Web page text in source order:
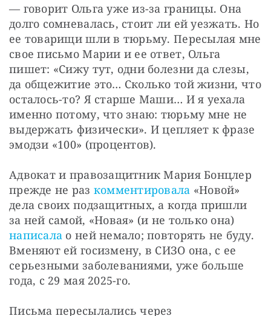
— говорит Ольга уже из-за границы. Она
долго сомневалась, стоит ли ей уезжать. Но
ее товарищи шли в тюрьму. Пересылая мне
свое письмо Марии и ее ответ, Ольга
пишет: «Сижу тут, одни болезни да слезы,
да общежитие это… Сколько той жизни, что
осталось-то? Я старше Маши… И я уехала
именно потому, что знаю: тюрьму мне не
выдержать физически». И цепляет к фразе
эмодзи «100» (процентов).
Адвокат и правозащитник Мария Бонцлер
прежде не раз комментировала «Новой»
дела своих подзащитных, а когда пришли
написала о ней немало; повторять не буду.
Вменяют ей госизмену, в СИЗО она, с ее
серьезными заболеваниями, уже больше
года, с 29 мая 2025-го.
Письма пересылались через